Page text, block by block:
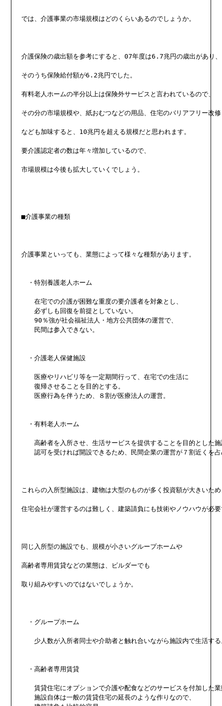
では、介護事業の市場規模はどのくらいあるのでしょうか。
介護保険の歳出額を参考にすると、07年度は6.7兆円の歳出があり、
そのうち保険給付額が6.2兆円でした。
有料老人ホームの半分以上は保険外サービスと言われているので、
その分の市場規模や、紙おむつなどの用品、住宅のバリアフリー改修
なども加味すると、10兆円を超える規模だと思われます。
要介護認定者の数は年々増加しているので、
市場規模は今後も拡大していくでしょう。
■介護事業の種類
介護事業といっても、業態によって様々な種類があります。
・特別養護老人ホーム
在宅での介護が困難な重度の要介護者を対象とし、
必ずしも回復を前提としていない。
90％強が社会福祉法人・地方公共団体の運営で、
民間は参入できない。
・介護老人保健施設
医療やリハビリ等を一定期間行って、在宅での生活に
復帰させることを目的とする。
医療行為を伴うため、８割が医療法人の運営。
・有料老人ホーム
高齢者を入所させ、生活サービスを提供することを目的とした
認可を受ければ開設できるため、民間企業の運営が７割近くを占
これらの入所型施設は、建物は大型のものが多く投資額が大きいた
住宅会社が運営するのは難しく、建築請負にも技術やノウハウが必
同じ入所型の施設でも、規模が小さいグループホームや
高齢者専用賃貸などの業態は、ビルダーでも
取り組みやすいのではないでしょうか。
・グループホーム
少人数が入所者同士や介助者と触れ合いながら施設内で生活す
・高齢者専用賃貸
賃貸住宅にオプションで介護や配食などのサービスを付加した業
施設自体は一般の賃貸住宅の延長のような作りなので、